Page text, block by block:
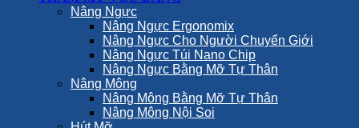
Nâng Ngực
Nâng Ngực Ergonomix
Nâng Ngực Cho Người Chuyển Giới
Nâng Ngực Túi Nano Chip
Nâng Ngực Bằng Mỡ Tự Thân
Nâng Mông
Nâng Mông Bằng Mỡ Tự Thân
Nâng Mông Nội Soi